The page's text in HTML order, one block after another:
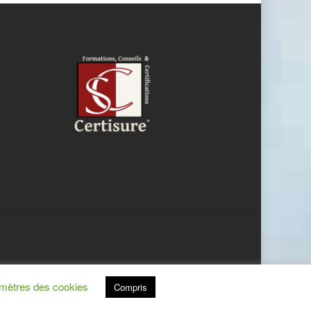
des cookies Compris